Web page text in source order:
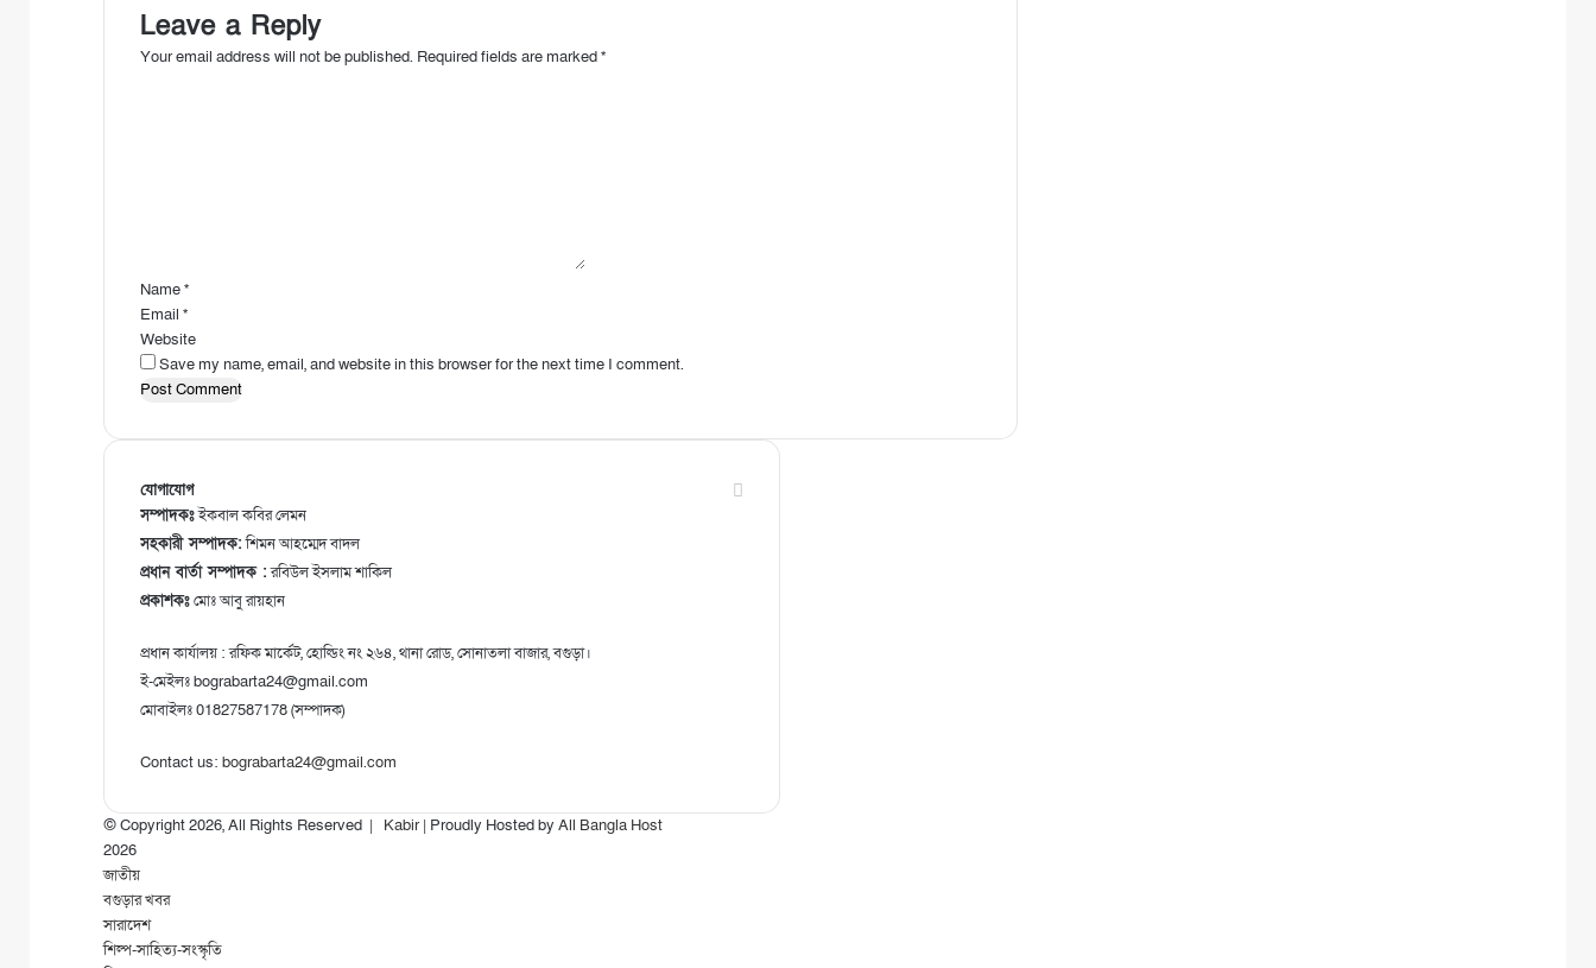
Leave a Reply
Your email address will not be published. Required fields are marked*
Name*
Email *
Website
Save my name, email, and website in this browser for the next time I comment.
যোগাযোগ
সম্পাদকঃইকবাল কবির লেমন
সহকারী সম্পাদক:শিমন আহম্মেদ বাদল
প্রধান বার্তা সম্পাদক :রবিউল ইসলাম শাকিল
প্রকাশকঃমোঃ আবু রায়হান
প্রধান কার্যালয় : রফিক মার্কেট, হোল্ডিং নং ২৬৪, থানা রোড, সোনাতলা বাজার, বগুড়া।
ই-মেইলঃ bograbarta24@gmail.com
মোবাইলঃ 01827587178 (সম্পাদক)
Contact us: bograbarta24@gmail.com
© Copyright 2026, All Rights Reserved | Kabir| Proudly Hosted by All Bangla Host
2026
জাতীয়
বগুড়ার খবর
সারাদেশ
শিল্প-সাহিত্য-সংস্কৃতি